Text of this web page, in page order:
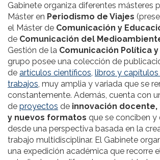
Gabinete organiza diferentes másteres
Máster en Periodismo de Viajes
el Máster de Comunicación y
de Comunicación del
Gestión de la Comunicación Política
grupo posee una colección de
de artículos científicos, libros y capítulos
trabajos, muy amplia y variada que se
constantemente. Además, cuenta con
de proyectos de innovación
y nuevos formatos que se conciben y
desde una perspectiva basada en la
trabajo multidisciplinar. El Gabinete
una expedición académica que recorre